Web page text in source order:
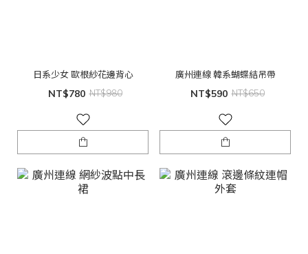
日系少女 歐根紗花邊背心
NT$780 NT$980
廣州連線 韓系蝴蝶結吊帶
NT$590 NT$650